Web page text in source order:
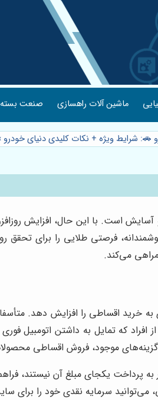
ماشین آلات راهسازی صنعت
شرایط ویژه + نکات کلیدی دنیای خودرو
است. با این حال، افزایش
فرصتی طلایی را برای تحقق
می‌کند.
اقساطی را افزایش دهد.
که تمایل به داشتن اتومبیل فوری
گزینه‌های موجود، فروش اقساطی
به پرداخت یکجای مبلغ آن نیستند،
سرمایه نقدی خود را برای